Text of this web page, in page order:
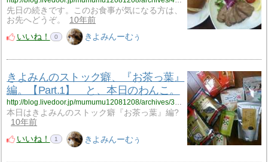
先日の続きです。このお食事が気になる方は、
お先へどうぞ。
10年前
いいね！
0 きよみんーむぅ
きよみんのストック癖、『お茶っ葉』
編。【Part.1】 と、本日のわんこ。
http://blog.livedoor.jp/mumumu12081208/archives/3771052.html
本日はきよみんのストック癖『お茶っ葉』編?
10年前
いいね！
1 きよみんーむぅ